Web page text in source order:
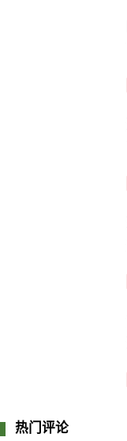
热门评论